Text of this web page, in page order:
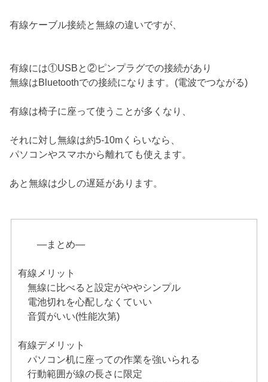
有線ケーブル接続と無線の違いですが、
有線には①USBと②ピンプラグでの接続があり
無線はBluetoothでの接続になります。(電波でつながる)
有線は椅子に座って使うことが多くなり、
それに対し無線は約5-10mくらいなら、
パソコンやスマホから離れても使えます。
あと無線は少しの遅延があります。
—まとめ—
有線メリット
無線に比べると設定がややシンプル
電池切れを心配しなくていい
音質がいい(性能次第)
有線デメリット
パソコン机に座っての作業を強いられる
行動範囲が線の長さに限定